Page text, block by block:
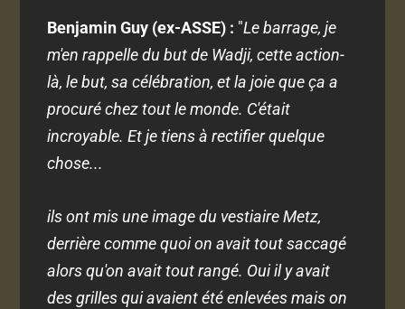
Benjamin Guy (ex-ASSE) : "Le barrage, je
m'en rappelle du but de Wadji, cette action-
là, le but, sa célébration, et la joie que ça a
procuré chez tout le monde. C'était
incroyable. Et je tiens à rectifier quelque
chose...
ils ont mis une image du vestiaire Metz,
derrière comme quoi on avait tout saccagé
alors qu'on avait tout rangé. Oui il y avait
des grilles qui avaient été enlevées mais on